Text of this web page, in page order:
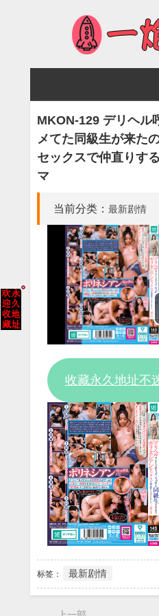
MKON-129 デリヘル
メてた同級生が来た
セックスで仲直りす
マ
当前分类： 最新剧情
收藏永久地址不
标签： 最新剧情